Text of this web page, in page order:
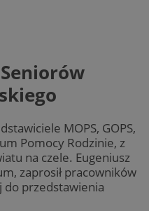
MOPS, GOPS,
Pomocy Rodzinie, z
na czele. Eugeniusz
zaprosił pracowników
do przedstawienia